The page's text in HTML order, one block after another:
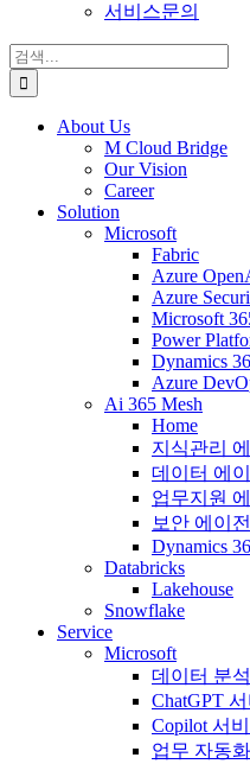
서비스문의
검
색:
About Us
M Cloud Bridge
Our Vision
Career
Solution
Microsoft
Fabric
Azure
Azure
Microsoft
Power
Dynamics
Azure
Ai 365 Mesh
Home
지식관리
데이터 에
업무지원
보안 에이
Dynamics
Databricks
Lakehouse
Snowflake
Service
Microsoft
데이터 분
ChatGPT
Copilot 서
업무 자동